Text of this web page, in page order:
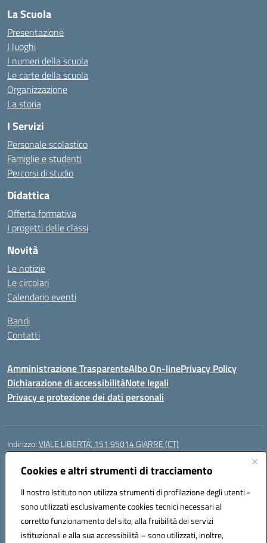
Cookies e altri strumenti di tracciamento
Il nostro Istituto non utilizza strumenti di profilazione degli utenti -
sono utilizzati esclusivamente cookies tecnici necessari al
corretto funzionamento del sito, alla fruibilità dei servizi
istituzionali e alla sua accessibilità – sono utilizzati, inoltre,
La Scuola
Presentazione
I luoghi
I numeri della scuola
Le carte della scuola
Organizzazione
La storia
I Servizi
Personale scolastico
Famiglie e studenti
Percorsi di studio
Didattica
Offerta formativa
I progetti delle classi
Novità
Le notizie
Le circolari
Calendario eventi
Bandi
Contatti
Amministrazione TrasparenteAlbo On-linePrivacy Policy
Dichiarazione di accessibilitàNote legali
Privacy e protezione dei dati personali
Indirizzo:VIALE LIBERTA’, 151 95014 GIARRE (CT)
Centralino:
Posta elettronica certificata (PEC):ctmm151004@pec.istruzione.it
Codice fiscale: 92032760875
Codice meccanografico:CTMM151004
Codice Indice delle Pubbliche Amministrazioni (IPA): cpiacd
Codice unico di fatturazione (CUF): UF783Q